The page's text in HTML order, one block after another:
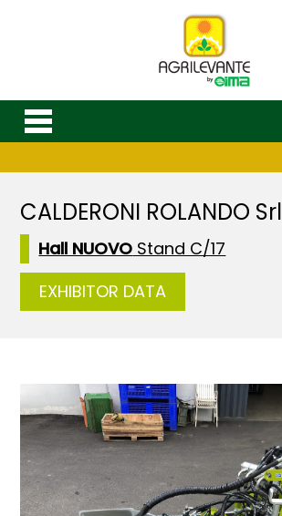
CALDERONI ROLANDO Srl
Hall NUOVO Stand C/17
EXHIBITOR DATA